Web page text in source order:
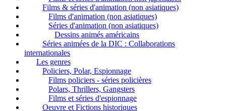
Films & séries d'animation (non asiatiques)
Films d'animation (non asiatiques)
Séries d'animation (non asiatiques)
Dessins animés américains
Séries animées de la DIC : Collaborations
internationales
Les genres
Policiers, Polar, Espionnage
Films policiers - séries policières
Polars, Thrillers, Gangsters
Films et séries d'espionnage
Oeuvre et Fictions historiques